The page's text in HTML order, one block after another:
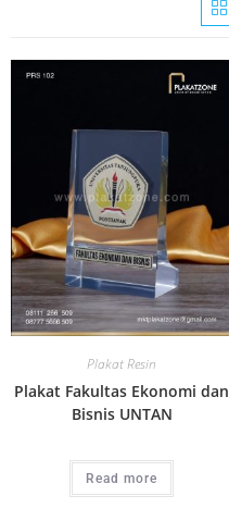
Plakat Resin
Plakat Fakultas Ekonomi dan
Bisnis UNTAN
Read more